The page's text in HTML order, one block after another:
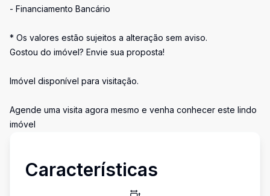
- Financiamento Bancário
* Os valores estão sujeitos a alteração sem aviso.
Gostou do imóvel? Envie sua proposta!
Imóvel disponível para visitação.
Agende uma visita agora mesmo e venha conhecer este lindo
imóvel
Características